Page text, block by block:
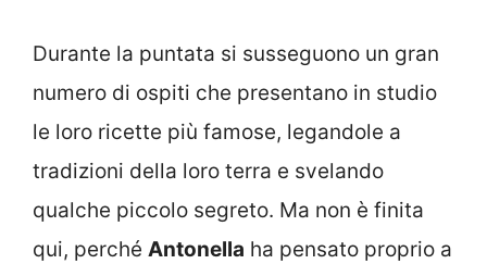
Durante la puntata si susseguono un gran
numero di ospiti che presentano in studio
le loro ricette più famose, legandole a
tradizioni della loro terra e svelando
qualche piccolo segreto. Ma non è finita
qui, perché Antonella ha pensato proprio a